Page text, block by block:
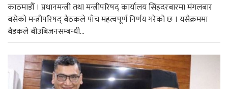
काठमाडौँ । प्रधानमन्त्री तथा मन्त्रीपरिषद् कार्यालय सिंहदरबारमा मंगलबार
बसेको मन्त्रीपरिषद् बैठकले पाँच महत्वपूर्ण निर्णय गरेको छ । यसैक्रममा
बैडकले बीउबिजनसम्बन्धी...